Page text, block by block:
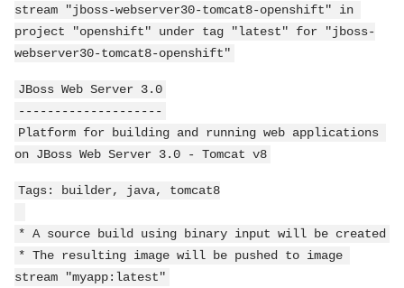
stream "jboss-webserver30-tomcat8-openshift" in
project "openshift" under tag "latest" for "jboss-
webserver30-tomcat8-openshift"
JBoss Web Server 3.0
--------------------
Platform for building and running web applications
on JBoss Web Server 3.0 - Tomcat v8
Tags: builder, java, tomcat8
* A source build using binary input will be created
* The resulting image will be pushed to image
stream "myapp:latest"